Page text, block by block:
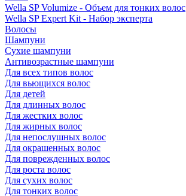
Wella SP Volumize - Объем для тонких волос
Wella SP Expert Kit - Набор эксперта
Волосы
Шампуни
Сухие шампуни
Антивозрастные шампуни
Для всех типов волос
Для вьющихся волос
Для детей
Для длинных волос
Для жестких волос
Для жирных волос
Для непослушных волос
Для окрашенных волос
Для поврежденных волос
Для роста волос
Для сухих волос
Для тонких волос